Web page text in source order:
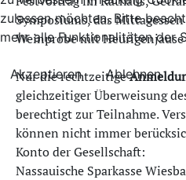
Symposiums, das
Weinprobe mit
Nur die rechtzeitige
gleichzeitiger Überweisung
berechtigt zur Teilnahme.
können nicht immer
Konto der Gesellschaft:
Nassauische Sparkasse
zulassen möchten. Bitte
mehr alle Funktionalitäten der
Akzeptieren Ablehnen